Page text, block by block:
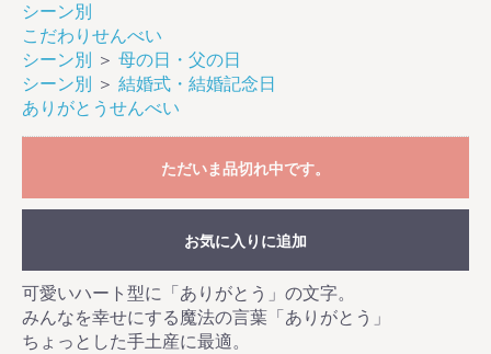
シーン別
こだわりせんべい
シーン別
＞ 母の日・父の日
シーン別
＞ 結婚式・結婚記念日
ありがとうせんべい
ただいま品切れ中です。
お気に入りに追加
可愛いハート型に「ありがとう」の文字。
みんなを幸せにする魔法の言葉「ありがとう」
ちょっとした手土産に最適。